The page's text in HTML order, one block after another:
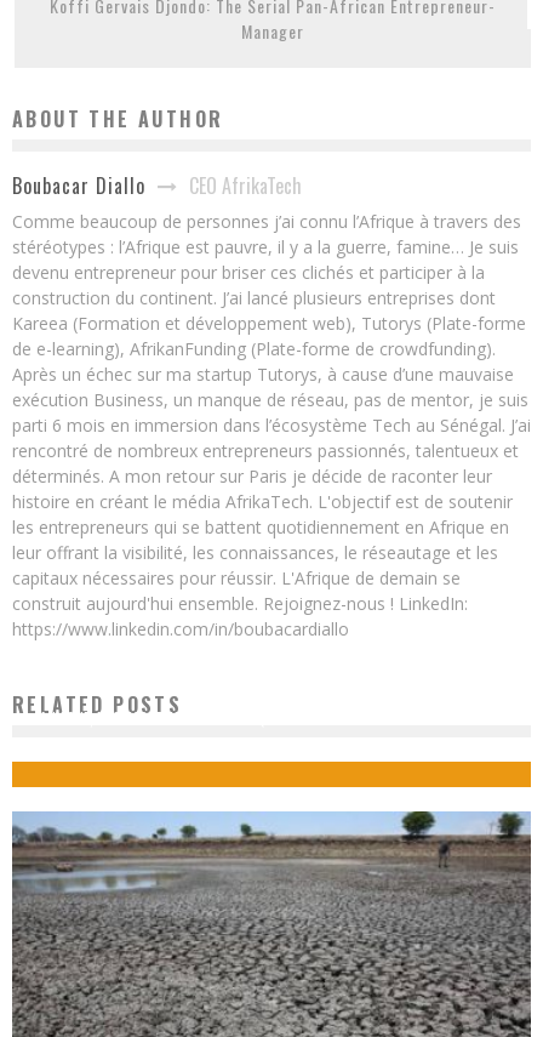
Manager
ABOUT THE AUTHOR
Boubacar Diallo CEO AfrikaTech
Comme beaucoup de personnes j’ai connu l’Afrique à travers des
stéréotypes : l’Afrique est pauvre, il y a la guerre, famine… Je suis
devenu entrepreneur pour briser ces clichés et participer à la
construction du continent. J’ai lancé plusieurs entreprises dont
Kareea (Formation et développement web), Tutorys (Plate-forme
de e-learning), AfrikanFunding (Plate-forme de crowdfunding).
Après un échec sur ma startup Tutorys, à cause d’une mauvaise
exécution Business, un manque de réseau, pas de mentor, je suis
parti 6 mois en immersion dans l’écosystème Tech au Sénégal. J’ai
rencontré de nombreux entrepreneurs passionnés, talentueux et
déterminés. A mon retour sur Paris je décide de raconter leur
histoire en créant le média AfrikaTech. L'objectif est de soutenir
les entrepreneurs qui se battent quotidiennement en Afrique en
leur offrant la visibilité, les connaissances, le réseautage et les
capitaux nécessaires pour réussir. L'Afrique de demain se
construit aujourd'hui ensemble. Rejoignez-nous ! LinkedIn:
https://www.linkedin.com/in/boubacardiallo
RELATED POSTS
MI-FONE, LE SMARTPHONE AFRICAIN QUI VEUT DÉTRÔNER SAMSUNG ET APPLE